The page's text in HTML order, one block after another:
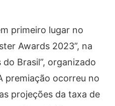
primeiro lugar no
Awards 2023”, na
Brasil”, organizado
premiação ocorreu no
projeções da taxa de